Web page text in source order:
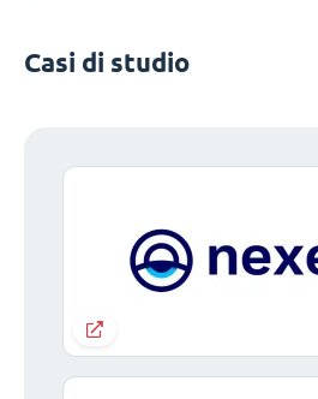
Casi di studio